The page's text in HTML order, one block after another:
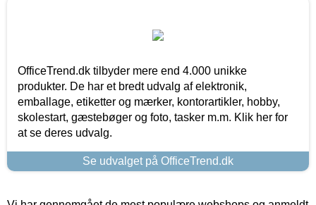
OfficeTrend.dk tilbyder mere end 4.000 unikke
produkter. De har et bredt udvalg af elektronik,
emballage, etiketter og mærker, kontorartikler, hobby,
skolestart, gæstebøger og foto, tasker m.m. Klik her for
at se deres udvalg.
Se udvalget på OfficeTrend.dk